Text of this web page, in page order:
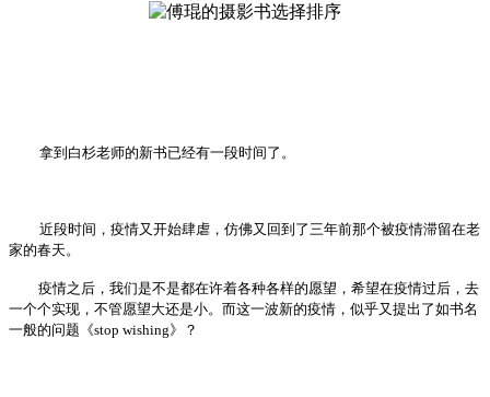
拿到白杉老师的新书已经有一段时间了。
近段时间，疫情又开始肆虐，仿佛又回到了三年前那个被疫情滞留在老
家的春天。
疫情之后，我们是不是都在许着各种各样的愿望，希望在疫情过后，去
一个个实现，不管愿望大还是小。而这一波新的疫情，似乎又提出了如书名
一般的问题《stop wishing》？